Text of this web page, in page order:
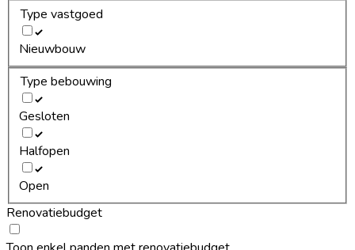
Type vastgoed
Nieuwbouw
Type bebouwing
Gesloten
Halfopen
Open
Renovatiebudget